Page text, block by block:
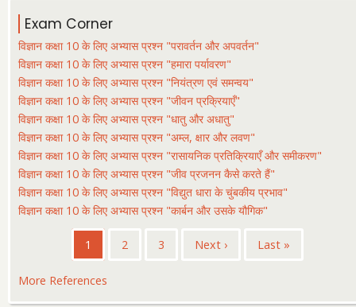
Exam Corner
विज्ञान कक्षा 10 के लिए अभ्यास प्रश्न "परावर्तन और अपवर्तन"
विज्ञान कक्षा 10 के लिए अभ्यास प्रश्न "हमारा पर्यावरण"
विज्ञान कक्षा 10 के लिए अभ्यास प्रश्न "नियंत्रण एवं समन्वय"
विज्ञान कक्षा 10 के लिए अभ्यास प्रश्न "जीवन प्रक्रियाएँ"
विज्ञान कक्षा 10 के लिए अभ्यास प्रश्न "धातु और अधातु"
विज्ञान कक्षा 10 के लिए अभ्यास प्रश्न "अम्ल, क्षार और लवण"
विज्ञान कक्षा 10 के लिए अभ्यास प्रश्न "रासायनिक प्रतिक्रियाएँ और समीकरण"
विज्ञान कक्षा 10 के लिए अभ्यास प्रश्न "जीव प्रजनन कैसे करते हैं"
विज्ञान कक्षा 10 के लिए अभ्यास प्रश्न "विद्युत धारा के चुंबकीय प्रभाव"
विज्ञान कक्षा 10 के लिए अभ्यास प्रश्न "कार्बन और उसके यौगिक"
PaginationCurrent
page
1 पृष्ठ
2 पृष्ठ
3
Next
Next ›
Last
Last »
More References